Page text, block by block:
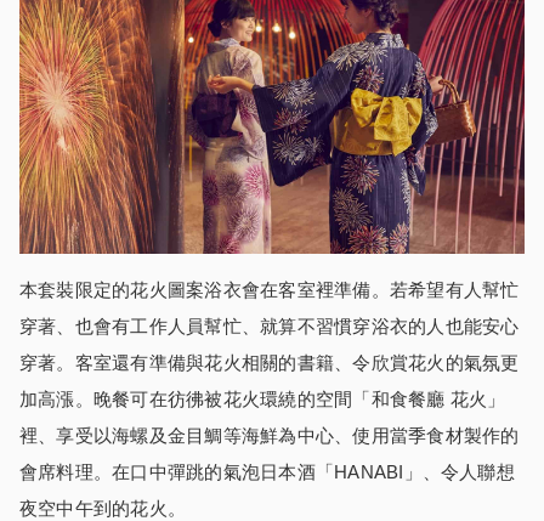
本套裝限定的花火圖案浴衣會在客室裡準備。若希望有人幫忙
穿著、也會有工作人員幫忙、就算不習慣穿浴衣的人也能安心
穿著。客室還有準備與花火相關的書籍、令欣賞花火的氣氛更
加高漲。晚餐可在彷彿被花火環繞的空間「和食餐廳 花火」
裡、享受以海螺及金目鯛等海鮮為中心、使用當季食材製作的
會席料理。在口中彈跳的氣泡日本酒「HANABI」、令人聯想
夜空中午到的花火。